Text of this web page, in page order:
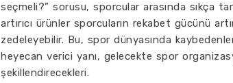
seçmeli?” sorusu, sporcular arasında sıkça
artırıcı ürünler sporcuların rekabet gücünü
zedeleyebilir. Bu, spor dünyasında
heyecan verici yanı, gelecekte spor
şekillendirecekleri.